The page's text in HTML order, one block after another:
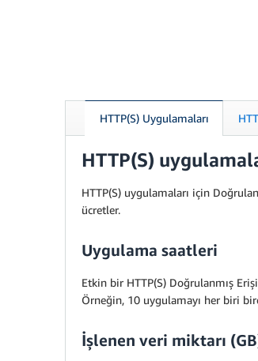
HTTP(S) Uygulamaları
HTTP(S)
HTTP(S) uygulamaları için
ücretler.
Uygulama saatleri
Etkin bir HTTP(S) Doğrulanmış
Örneğin, 10 uygulamayı her biri
İşlenen veri miktarı